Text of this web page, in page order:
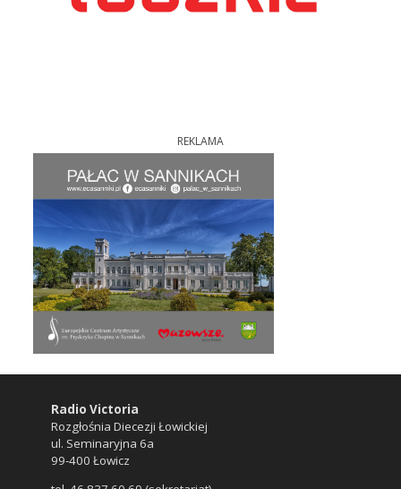
REKLAMA
Radio Victoria
Rozgłośnia Diecezji Łowickiej
ul. Seminaryjna 6a
99-400 Łowicz